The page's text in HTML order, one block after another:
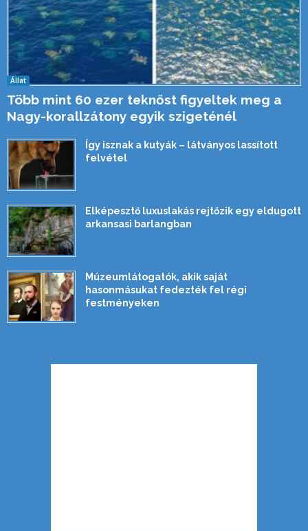
Állat
Több mint 60 ezer teknőst figyeltek meg a
Nagy-korallzátony egyik szigeténél
Így isznak a kutyák – látványos lassított
felvétel
Elképesztő luxuslakás rejtőzik egy eldugott
arkansasi barlangban
Múzeumlátogatók, akik saját
hasonmásukat fedezték fel régi
festményeken